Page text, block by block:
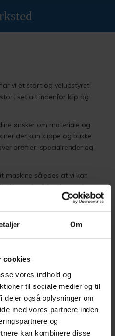
Om
cookies
vores indhold og
til sociale medier og til
deler også oplysninger om
med vores partnere inden
og
kan kombinere disse
vi et stort og veludstyret
set alt indenfor klip og
ønsker om materiale og
der kan klippe og bukke
profiler, specialrender og
maskine således at vi kan
i længder lidt ud over det
op til 3,2 m
Vi arbejder
Kobber
tyndplade (flere farver).
os
koncept